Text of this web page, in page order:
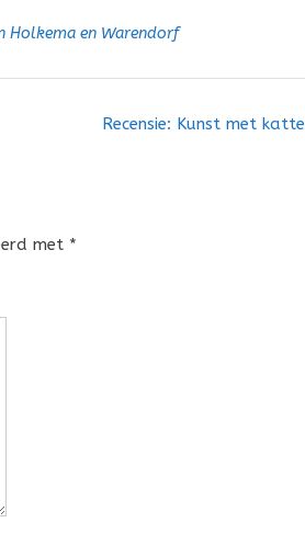
Holkema en Warendorf
Recensie: Kunst met
met *